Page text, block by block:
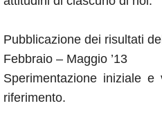
Pubblicazione dei risultati
Febbraio – Maggio ’13
Sperimentazione iniziale
riferimento.